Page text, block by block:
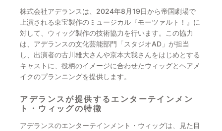
株式会社アデランスは、2024年8月19日から帝国劇場で
上演される東宝製作のミュージカル『モーツァルト！』に
対して、ウィッグ製作の技術協力を行います。この協力
は、アデランスの文化芸能部門「スタジオAD」が担当
し、出演者の古川雄大さんや京本大我さんをはじめとする
キャストに、役柄のイメージに合わせたウィッグとヘアメ
イクのプランニングを提供します。
アデランスが提供するエンターテインメン
ト・ウィッグの特徴
アデランスのエンターテインメント・ウィッグは、見た目